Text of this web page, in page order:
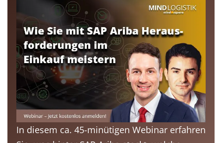
In diesem ca. 45-minütigen Webinar erfahren